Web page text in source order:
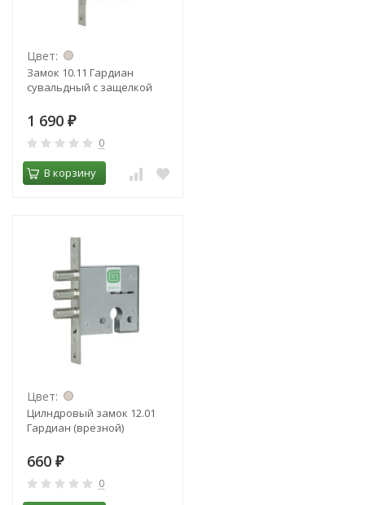
Цвет:
Замок 10.11 Гардиан
сувальдный с защелкой
1 690 ₽
0
В корзину
Цвет:
Цилндровый замок 12.01
Гардиан (врезной)
660 ₽
0